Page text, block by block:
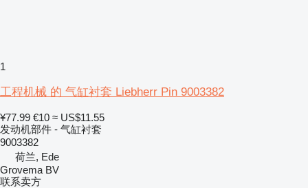
1
工程机械 的 气缸衬套 Liebherr Pin 9003382
¥77.99 €10 ≈ US$11.55
发动机部件 - 气缸衬套
9003382
荷兰, Ede
Grovema BV
联系卖方